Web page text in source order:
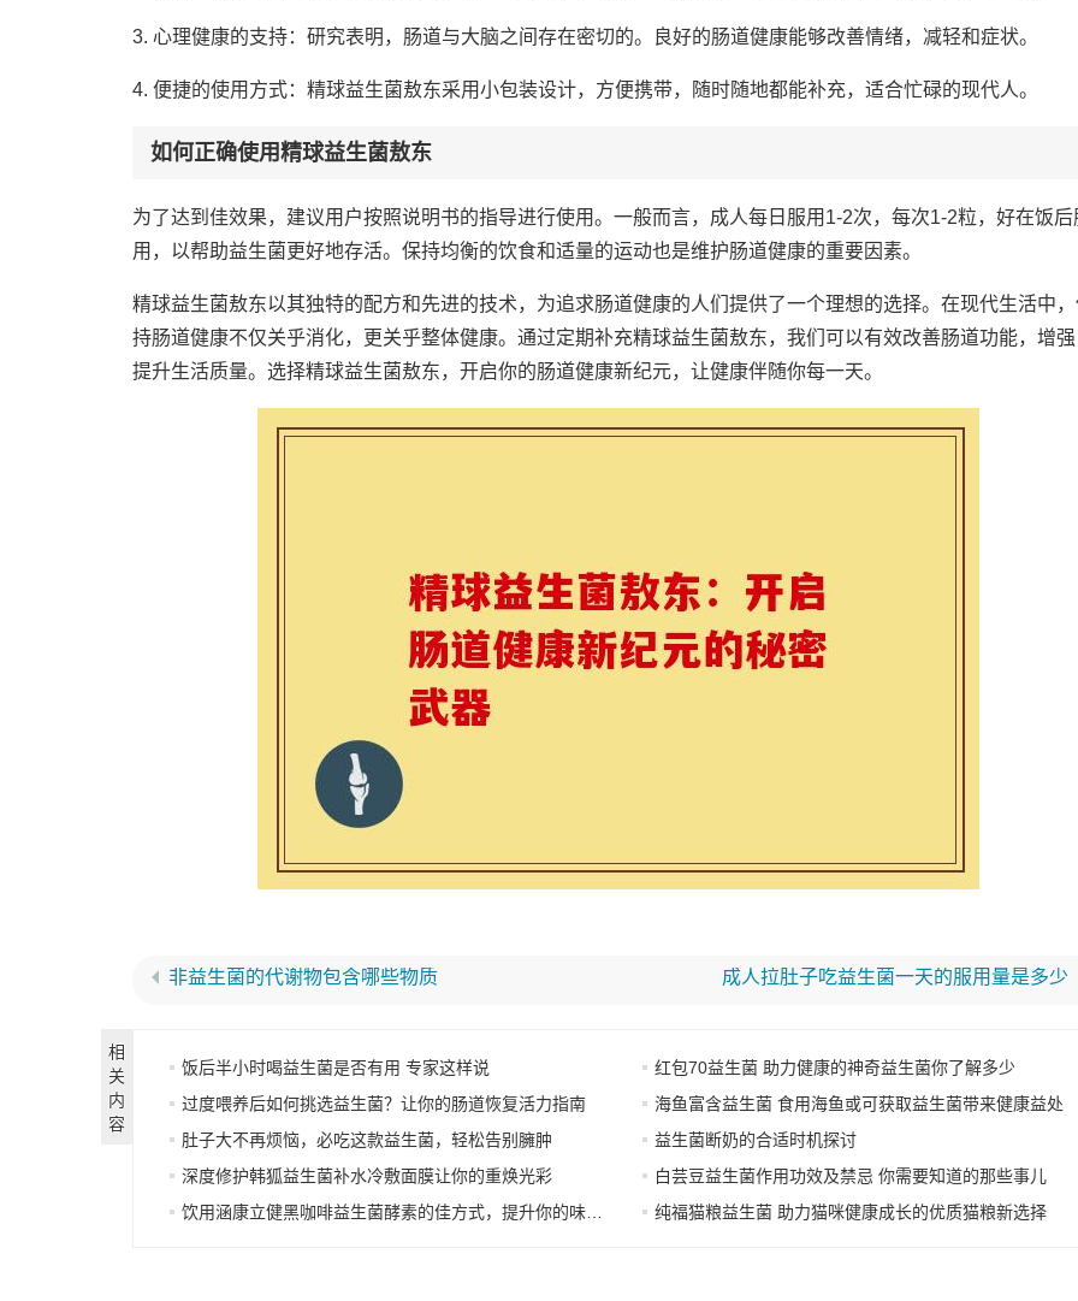
3. 心理健康的支持：研究表明，肠道与大脑之间存在密切的。良好的肠道健康能够改善情绪，减轻和症状。
4. 便捷的使用方式：精球益生菌敖东采用小包装设计，方便携带，随时随地都能补充，适合忙碌的现代人。
如何正确使用精球益生菌敖东
为了达到佳效果，建议用户按照说明书的指导进行使用。一般而言，成人每日服用1-2次，每次1-2粒，好在饭后
用，以帮助益生菌更好地存活。保持均衡的饮食和适量的运动也是维护肠道健康的重要因素。
精球益生菌敖东以其独特的配方和先进的技术，为追求肠道健康的人们提供了一个理想的选择。在现代生活中
持肠道健康不仅关乎消化，更关乎整体健康。通过定期补充精球益生菌敖东，我们可以有效改善肠道功能，增
提升生活质量。选择精球益生菌敖东，开启你的肠道健康新纪元，让健康伴随你每一天。
非益生菌的代谢物包含哪些物质 成人拉肚子吃益生菌一天的服用量是多少
相
关
内
容
饭后半小时喝益生菌是否有用 专家这样说
红包70益生菌 助力健康的神奇益生菌你了解多少
过度喂养后如何挑选益生菌？让你的肠道恢复活力指南
海鱼富含益生菌 食用海鱼或可获取益生菌带来健康益处
肚子大不再烦恼，必吃这款益生菌，轻松告别臃肿
益生菌断奶的合适时机探讨
深度修护韩狐益生菌补水冷敷面膜让你的重焕光彩
白芸豆益生菌作用功效及禁忌 你需要知道的那些事儿
饮用涵康立健黑咖啡益生菌酵素的佳方式，提升你的味觉体验
纯福猫粮益生菌 助力猫咪健康成长的优质猫粮新选择